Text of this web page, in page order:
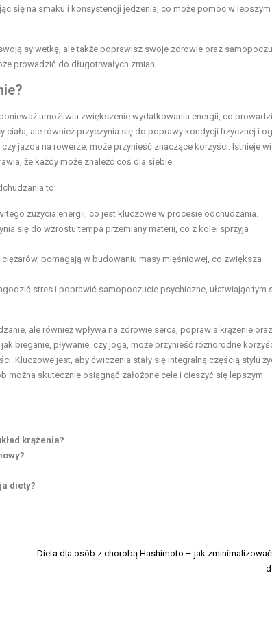
się na smaku i konsystencji jedzenia, co może pomóc w lepszym
sylwetkę, ale także poprawisz swoje zdrowie oraz
prowadzić do długotrwałych zmian.
umożliwia zwiększenie wydatkowania energii, co
ale również przyczynia się do poprawy kondycji fizycznej i
jazda na rowerze, może przynieść znaczące korzyści. Istnieje
że każdy może znaleźć coś dla siebie.
to:
zużycia energii, co jest kluczowe w procesie odchudzania.
się do wzrostu tempa przemiany materii, co z kolei sprzyja
pomagają w budowaniu masy mięśniowej, co zwiększa
stres i poprawić samopoczucie psychiczne, ułatwiając tym
ale również wpływa na zdrowie serca, poprawia krążenie oraz
bieganie, pływanie, czy joga, może przynieść różnorodne
Kluczowe jest, aby ćwiczenia stały się integralną częścią stylu
skutecznie osiągnąć założone cele i cieszyć się lepszym
krążenia?
diety?
Dieta dla osób z chorobą Hashimoto – jak